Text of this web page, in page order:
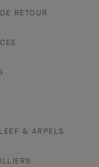
RETOUR
& ARPELS